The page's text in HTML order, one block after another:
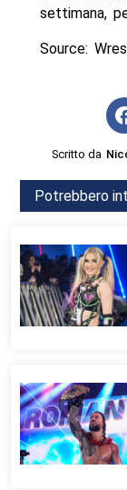
settimana,
Source:
Scritto da
Potrebbero